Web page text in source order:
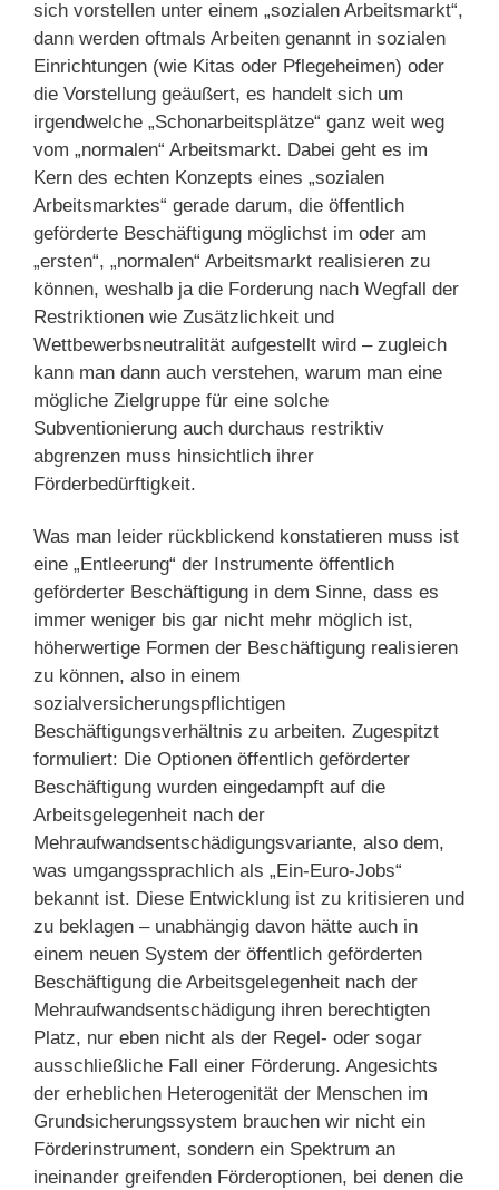
sich vorstellen unter einem „sozialen Arbeitsmarkt“,
dann werden oftmals Arbeiten genannt in sozialen
Einrichtungen (wie Kitas oder Pflegeheimen) oder
die Vorstellung geäußert, es handelt sich um
irgendwelche „Schonarbeitsplätze“ ganz weit weg
vom „normalen“ Arbeitsmarkt. Dabei geht es im
Kern des echten Konzepts eines „sozialen
Arbeitsmarktes“ gerade darum, die öffentlich
geförderte Beschäftigung möglichst im oder am
„ersten“, „normalen“ Arbeitsmarkt realisieren zu
können, weshalb ja die Forderung nach Wegfall der
Restriktionen wie Zusätzlichkeit und
Wettbewerbsneutralität aufgestellt wird – zugleich
kann man dann auch verstehen, warum man eine
mögliche Zielgruppe für eine solche
Subventionierung auch durchaus restriktiv
abgrenzen muss hinsichtlich ihrer
Förderbedürftigkeit.
Was man leider rückblickend konstatieren muss ist
eine „Entleerung“ der Instrumente öffentlich
geförderter Beschäftigung in dem Sinne, dass es
immer weniger bis gar nicht mehr möglich ist,
höherwertige Formen der Beschäftigung realisieren
zu können, also in einem
sozialversicherungspflichtigen
Beschäftigungsverhältnis zu arbeiten. Zugespitzt
formuliert: Die Optionen öffentlich geförderter
Beschäftigung wurden eingedampft auf die
Arbeitsgelegenheit nach der
Mehraufwandsentschädigungsvariante, also dem,
was umgangssprachlich als „Ein-Euro-Jobs“
bekannt ist. Diese Entwicklung ist zu kritisieren und
zu beklagen – unabhängig davon hätte auch in
einem neuen System der öffentlich geförderten
Beschäftigung die Arbeitsgelegenheit nach der
Mehraufwandsentschädigung ihren berechtigten
Platz, nur eben nicht als der Regel- oder sogar
ausschließliche Fall einer Förderung. Angesichts
der erheblichen Heterogenität der Menschen im
Grundsicherungssystem brauchen wir nicht ein
Förderinstrument, sondern ein Spektrum an
ineinander greifenden Förderoptionen, bei denen die